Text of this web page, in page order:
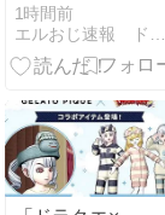
在860万G 実
装直後には1
億ゴールドで
らしい
1時間前
エルおじ速報 ドラクエ10攻略まとめ